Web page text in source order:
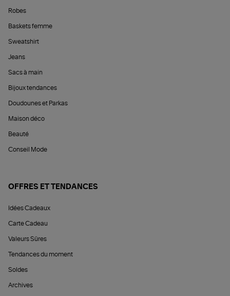
Robes
Baskets femme
Sweatshirt
Jeans
Sacs à main
Bijoux tendances
Doudounes et Parkas
Maison déco
Beauté
Conseil Mode
OFFRES ET TENDANCES
Idées Cadeaux
Carte Cadeau
Valeurs Sûres
Tendances du moment
Soldes
Archives